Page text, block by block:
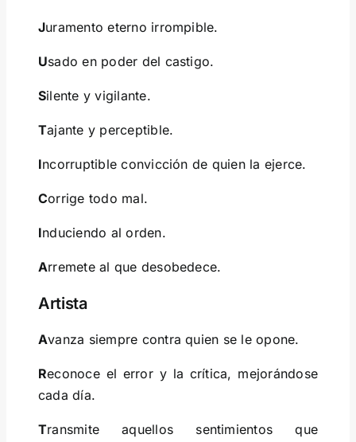
Juramento eterno irrompible.
Usado en poder del castigo.
Silente y vigilante.
Tajante y perceptible.
Incorruptible convicción de quien la ejerce.
Corrige todo mal.
Induciendo al orden.
Arremete al que desobedece.
Artista
Avanza siempre contra quien se le opone.
Reconoce el error y la crítica, mejorándose
cada día.
Transmite aquellos sentimientos que